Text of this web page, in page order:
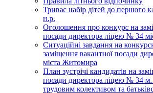
Триває набір дітей до першого
н.р.
Оголошення про конкурс на
посади директора ліцею № 34
Ситуаційні завдання на
заміщення вакантної посади
міста Житомира
План зустрічі кандидатів на
посади директора ліцею № 34
трудовим колективом та